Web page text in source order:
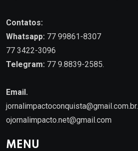
Contatos:
Whatsapp: 77 99861-8307
77 3422-3096
Telegram: 77 9.8839-2585.
Email.
jornalimpactoconquista@gmail.com.br.
ojornalimpacto.net@gmail.com
MENU